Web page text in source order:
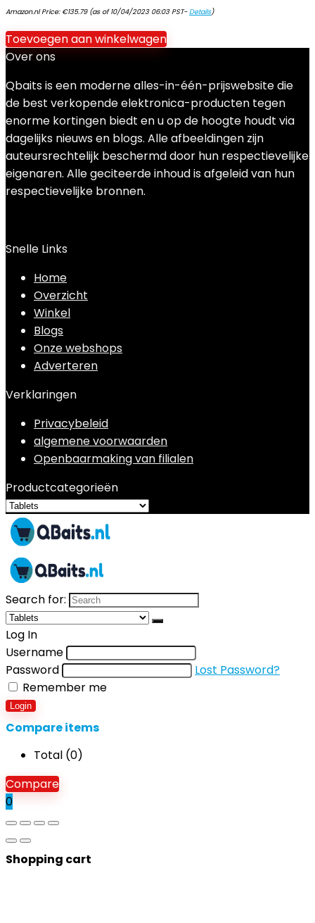
Amazon.nl Price: €135.79(as of 10/04/2023 06:03 PST-Details)
Toevoegen aan winkelwagen
Over ons
Qbaits is een moderne alles-in-één-prijswebsite die
de best verkopende elektronica-producten tegen
enorme kortingen biedt en u op de hoogte houdt via
dagelijks nieuws en blogs. Alle afbeeldingen zijn
auteursrechtelijk beschermd door hun respectievelijke
eigenaren. Alle geciteerde inhoud is afgeleid van hun
respectievelijke bronnen.
Snelle Links
Home
Overzicht
Winkel
Blogs
Onze webshops
Adverteren
Verklaringen
Privacybeleid
algemene voorwaarden
Openbaarmaking van filialen
Productcategorieën
Search for:
Log In
Username
Password
Lost Password?
Remember me
Login
Compare items
Total (0)
Compare
0
Shopping cart